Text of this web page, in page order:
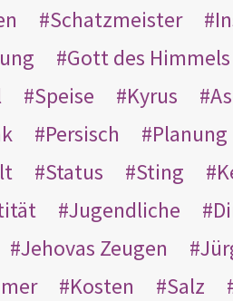
Schatzmeister
Gott des Himmels
Speise Kyrus
Persisch Planung
Status Sting
Jugendliche
Jehovas Zeugen
Kosten Salz